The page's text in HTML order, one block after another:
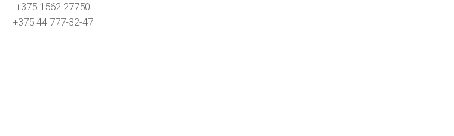
+375 1562 27750
+375 44 777-32-47